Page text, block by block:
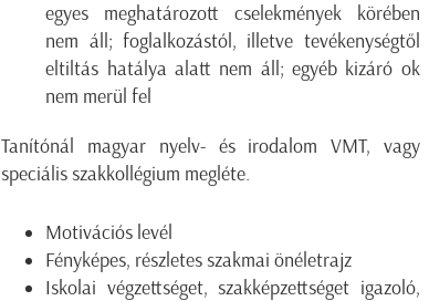
egyes meghatározott cselekmények körében
nem áll; foglalkozástól, illetve tevékenységtől
eltiltás hatálya alatt nem áll; egyéb kizáró ok
nem merül fel
Tanítónál magyar nyelv- és irodalom VMT, vagy
speciális szakkollégium megléte.
Motivációs levél
Fényképes, részletes szakmai önéletrajz
Iskolai végzettséget, szakképzettséget igazoló,